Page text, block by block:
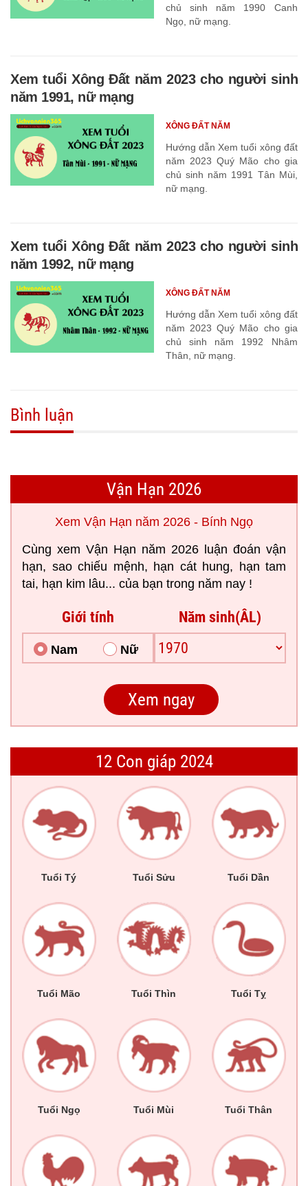
chủ sinh năm 1990 Canh
Ngọ, nữ mạng.
Xem tuổi Xông Đất năm 2023 cho người sinh
năm 1991, nữ mạng
Hướng dẫn Xem tuổi xông đất
năm 2023 Quý Mão cho gia
chủ sinh năm 1991 Tân Mùi,
nữ mạng.
XÔNG ĐẤT NĂM
Xem tuổi Xông Đất năm 2023 cho người sinh
năm 1992, nữ mạng
Hướng dẫn Xem tuổi xông đất
năm 2023 Quý Mão cho gia
chủ sinh năm 1992 Nhâm
Thân, nữ mạng.
XÔNG ĐẤT NĂM
Bình luận
Vận Hạn 2026
Xem Vận Hạn năm 2026 - Bính Ngọ
Cùng xem Vận Hạn năm 2026 luận đoán vận
hạn, sao chiếu mệnh, hạn cát hung, hạn tam
tai, hạn kim lâu... của bạn trong năm nay !
Giới tính
Nam Nữ
Năm sinh(ÂL)
12 Con giáp 2024
Tuổi Tý Tuổi Sửu Tuổi Dần
Tuổi Mão Tuổi Thìn Tuổi Tỵ
Tuổi Ngọ Tuổi Mùi Tuổi Thân